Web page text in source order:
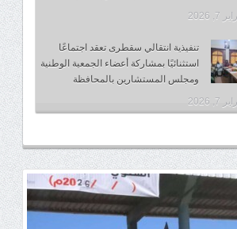
7, 2026
تنفيذية انتقالي سقطرى تعقد اجتماعًا
استثنائيًا بمشاركة أعضاء الجمعية الوطنية
ومجلس المستشارين بالمحافظة
7, 2026